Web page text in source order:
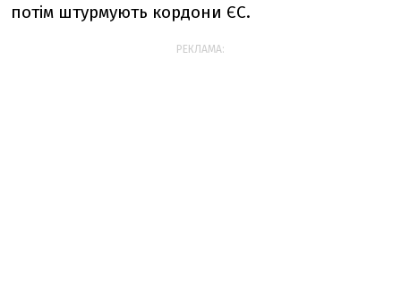
потім штурмують кордони ЄС.
РЕКЛАМА: